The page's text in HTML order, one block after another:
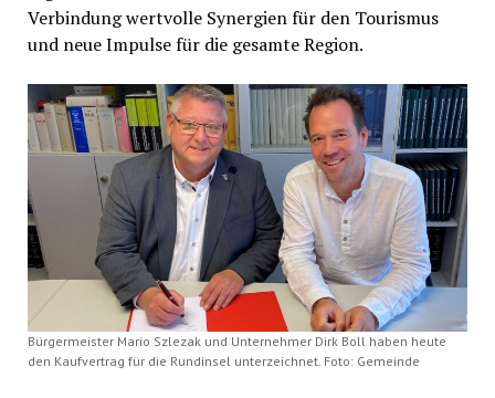
Verbindung wertvolle Synergien für den Tourismus
und neue Impulse für die gesamte Region.
Bürgermeister Mario Szlezak und Unternehmer Dirk Boll haben heute
den Kaufvertrag für die Rundinsel unterzeichnet. Foto: Gemeinde